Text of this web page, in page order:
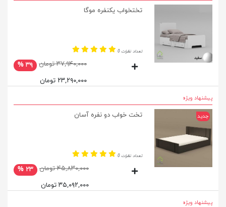
تختخواب یکنفره موگا
تعداد نظرات 0
۳۷,۹۴۰,۰۰۰ تومان
۳۹ %
۲۳,۲۹۰,۰۰۰ تومان
پیشنهاد ویژه
جدید تخت خواب دو نفره آسان
تعداد نظرات 0
۴۵,۸۳۰,۰۰۰ تومان
۲۳ %
۳۵,۰۹۲,۰۰۰ تومان
پیشنهاد ویژه